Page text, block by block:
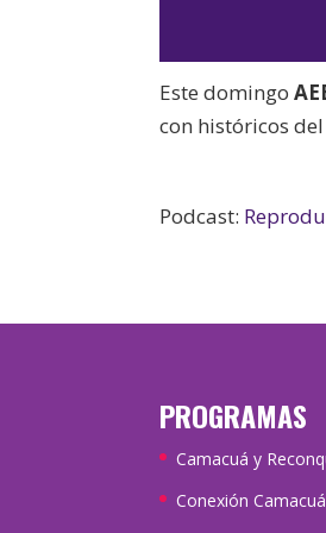
Este domingo
con históricos
Podcast:
PROGRAMAS
Camacuá y
Conexión Camacuá